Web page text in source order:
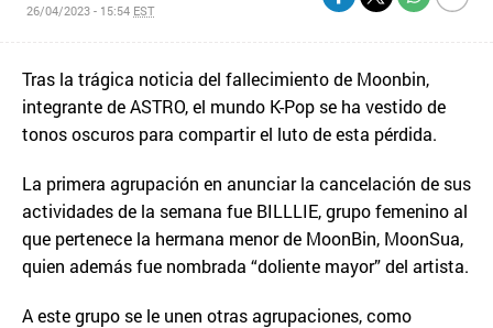
26/04/2023 - 15:54 EST
Tras la trágica noticia del fallecimiento de Moonbin,
integrante de ASTRO, el mundo K-Pop se ha vestido de
tonos oscuros para compartir el luto de esta pérdida.
La primera agrupación en anunciar la cancelación de sus
actividades de la semana fue BILLLIE, grupo femenino al
que pertenece la hermana menor de MoonBin, MoonSua,
quien además fue nombrada “doliente mayor” del artista.
A este grupo se le unen otras agrupaciones, como